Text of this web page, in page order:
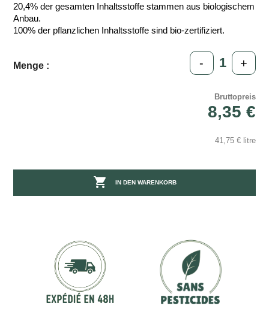
20,4% der gesamten Inhaltsstoffe stammen aus biologischem
Anbau.
100% der pflanzlichen Inhaltsstoffe sind bio-zertifiziert.
Menge : - +
Bruttopreis
8,35 €
41,75 € litre
 IN DEN WARENKORB